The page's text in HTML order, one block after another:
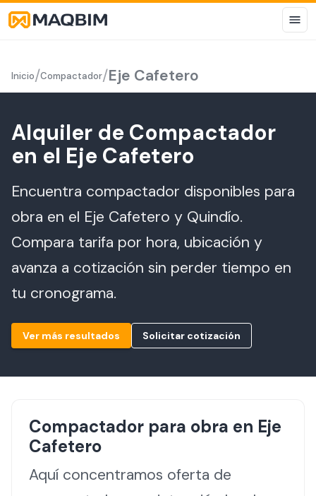
Inicio/Compactador/Eje Cafetero
Alquiler de Compactador
en el Eje Cafetero
Encuentra compactador disponibles para
obra en el Eje Cafetero y Quindío.
Compara tarifa por hora, ubicación y
avanza a cotización sin perder tiempo en
tu cronograma.
Ver más resultados Solicitar cotización
Compactador para obra en Eje
Cafetero
Aquí concentramos oferta de